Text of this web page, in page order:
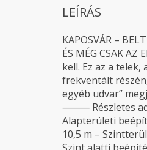
LEÍRÁS
KAPOSVÁR –
ÉS MÉG CSAK
kell. Ez az a
frekventált
egyéb udvar”
⸻ Részletes
Alapterületi
10,5 m –